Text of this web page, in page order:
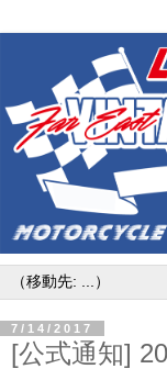
7/14/2017
[公式通知]